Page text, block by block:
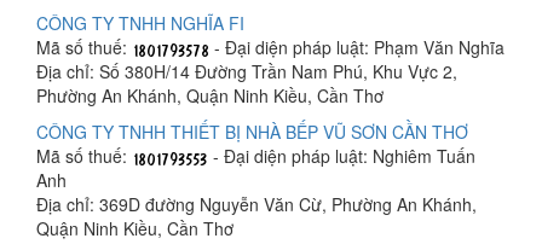
CÔNG TY TNHH NGHĨA FI
Mã số thuế:
- Đại diện pháp luật: Phạm Văn Nghĩa
Địa chỉ: Số 380H/14 Đường Trần Nam Phú, Khu Vực 2,
Phường An Khánh, Quận Ninh Kiều, Cần Thơ
CÔNG TY TNHH THIẾT BỊ NHÀ BẾP VŨ SƠN CẦN THƠ
Mã số thuế:
- Đại diện pháp luật: Nghiêm Tuấn
Anh
Địa chỉ: 369D đường Nguyễn Văn Cừ, Phường An Khánh,
Quận Ninh Kiều, Cần Thơ